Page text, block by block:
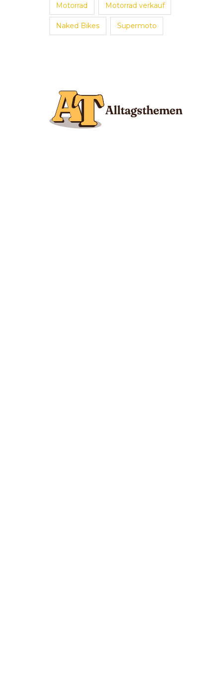
Motorrad Motorrad verkauf
Naked Bikes Supermoto